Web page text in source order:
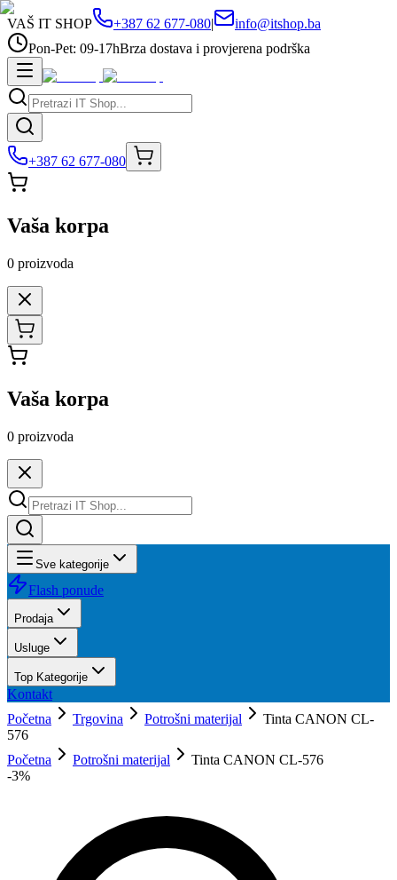
VAŠ IT SHOP +387 62 677-080|
info@itshop.ba
Pon-Pet: 09-17hBrza dostava i provjerena podrška
+387 62 677-080
Vaša korpa
0 proizvoda
Vaša korpa
0 proizvoda
Sve kategorije
Flash ponude
Prodaja
Usluge
Top Kategorije
Kontakt
Početna
Trgovina Potrošni materijal
Tinta CANON CL-
576
Početna
Potrošni materijal
Tinta CANON CL-576
-3%